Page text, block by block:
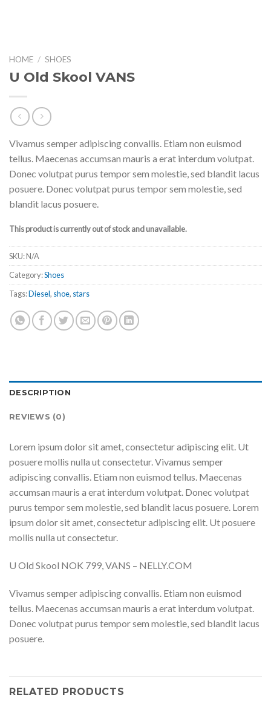
HOME / SHOES
U Old Skool VANS
Vivamus semper adipiscing convallis. Etiam non euismod
tellus. Maecenas accumsan mauris a erat interdum volutpat.
Donec volutpat purus tempor sem molestie, sed blandit lacus
posuere. Donec volutpat purus tempor sem molestie, sed
blandit lacus posuere.
This product is currently out of stock and unavailable.
SKU:N/A
Category:Shoes
Tags:Diesel, shoe, stars
DESCRIPTION
REVIEWS (0)
Lorem ipsum dolor sit amet, consectetur adipiscing elit. Ut
posuere mollis nulla ut consectetur. Vivamus semper
adipiscing convallis. Etiam non euismod tellus. Maecenas
accumsan mauris a erat interdum volutpat. Donec volutpat
purus tempor sem molestie, sed blandit lacus posuere. Lorem
ipsum dolor sit amet, consectetur adipiscing elit. Ut posuere
mollis nulla ut consectetur.
U Old Skool NOK 799, VANS – NELLY.COM
Vivamus semper adipiscing convallis. Etiam non euismod
tellus. Maecenas accumsan mauris a erat interdum volutpat.
Donec volutpat purus tempor sem molestie, sed blandit lacus
posuere.
RELATED PRODUCTS